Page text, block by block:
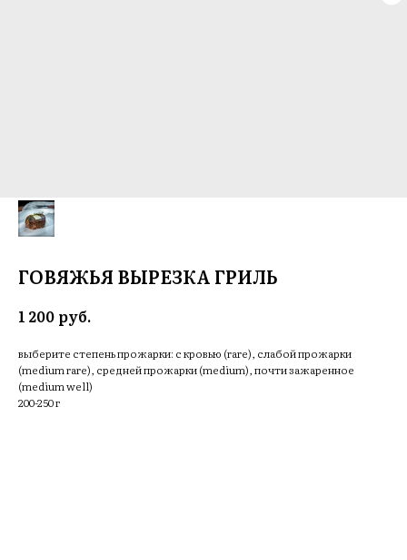
ГОВЯЖЬЯ ВЫРЕЗКА ГРИЛЬ
1 200 руб.
выберите степень прожарки: с кровью (rare), слабой прожарки
(medium rare), средней прожарки (medium), почти зажаренное
(medium well)
200-250 г